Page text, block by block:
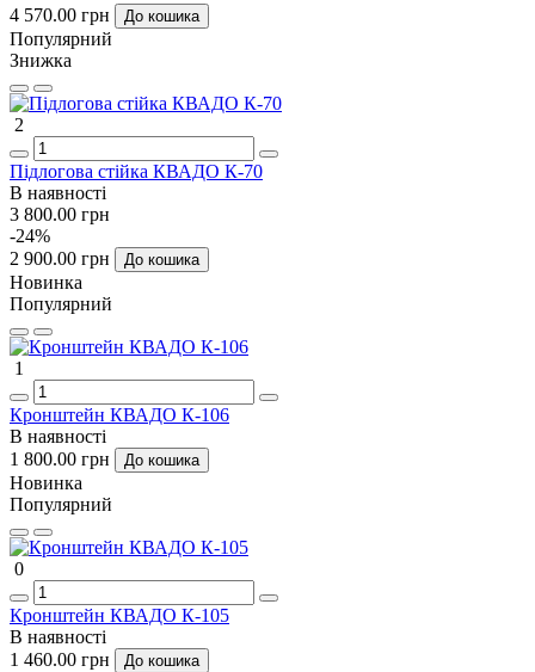
4 570.00 грн
До кошика
Популярний
Знижка
2
Підлогова стійка КВАДО К-70
В наявності
3 800.00 грн
-24%
2 900.00 грн
До кошика
Новинка
Популярний
1
Кронштейн КВАДО К-106
В наявності
1 800.00 грн
До кошика
Новинка
Популярний
0
Кронштейн КВАДО К-105
В наявності
1 460.00 грн
До кошика